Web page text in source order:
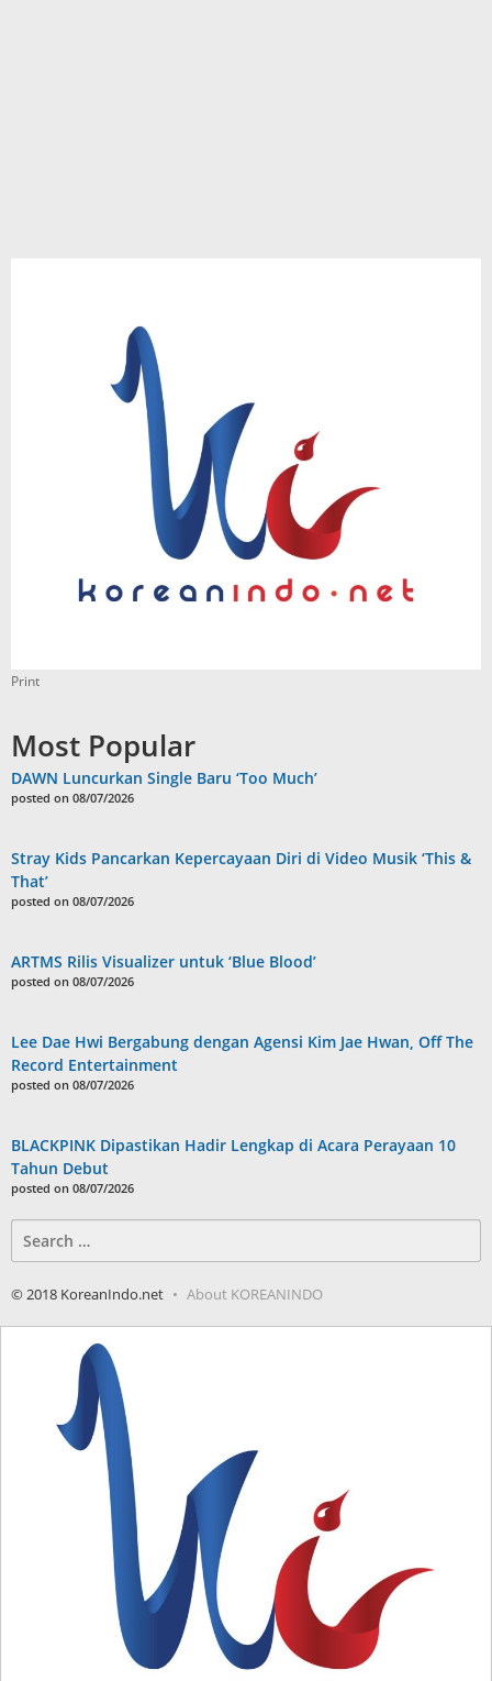
Print
Most Popular
DAWN Luncurkan Single Baru ‘Too Much’
posted on 08/07/2026
Stray Kids Pancarkan Kepercayaan Diri di Video Musik ‘This &
That’
posted on 08/07/2026
ARTMS Rilis Visualizer untuk ‘Blue Blood’
posted on 08/07/2026
Lee Dae Hwi Bergabung dengan Agensi Kim Jae Hwan, Off The
Record Entertainment
posted on 08/07/2026
BLACKPINK Dipastikan Hadir Lengkap di Acara Perayaan 10
Tahun Debut
posted on 08/07/2026
for:
© 2018 KoreanIndo.net About KOREANINDO